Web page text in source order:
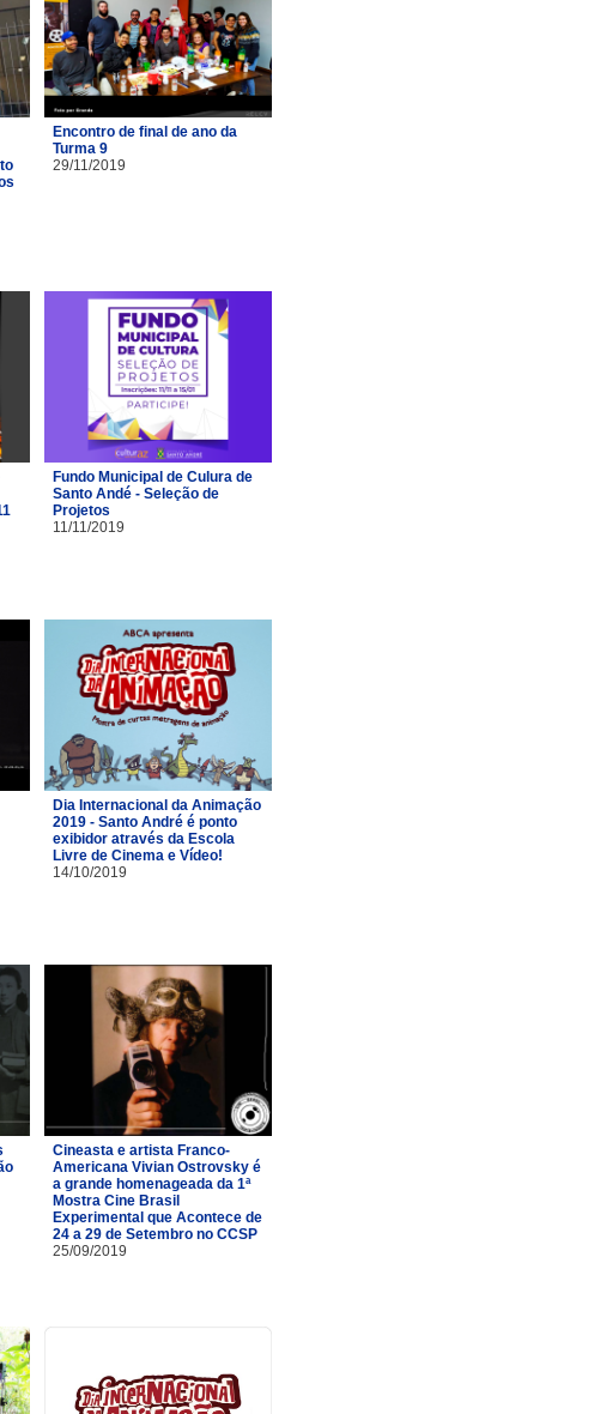
Encontro de final de ano da
Turma 9
29/11/2019
Fundo Municipal de Culura de
Santo Andé - Seleção de
Projetos
11/11/2019
Dia Internacional da Animação
2019 - Santo André é ponto
exibidor através da Escola
Livre de Cinema e Vídeo!
14/10/2019
Cineasta e artista Franco-
Americana Vivian Ostrovsky é
a grande homenageada da 1ª
Mostra Cine Brasil
Experimental que Acontece de
24 a 29 de Setembro no CCSP
25/09/2019